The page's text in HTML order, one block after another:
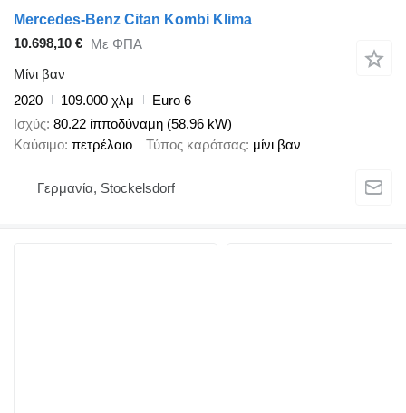
Mercedes-Benz Citan Kombi Klima
10.698,10 € Με ΦΠΑ
Μίνι βαν
2020
109.000 χλμ
Euro 6
Ισχύς 80.22 ίπποδύναμη (58.96 kW)
Καύσιμο πετρέλαιο Τύπος καρότσας μίνι βαν
Γερμανία, Stockelsdorf